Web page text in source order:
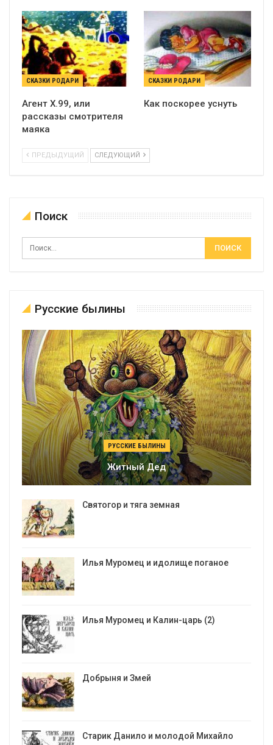
СКАЗКИ РОДАРИ
Агент X.99, или
рассказы смотрителя
маяка
СКАЗКИ РОДАРИ
Как поскорее уснуть
ПРЕДЫДУЩИЙ СЛЕДУЮЩИЙ
Поиск
Русские былины
РУССКИЕ БЫЛИНЫ
Житный Дед
Святогор и тяга земная
Илья Муромец и идолище поганое
Илья Муромец и Калин-царь (2)
Добрыня и Змей
Старик Данило и молодой Михайло